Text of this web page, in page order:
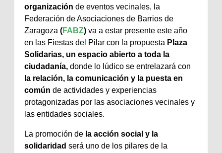
organización de eventos vecinales, la
Federación de Asociaciones de Barrios de
Zaragoza (FABZ) va a estar presente este año
en las Fiestas del Pilar con la propuesta Plaza
Solidarias, un espacio abierto a toda la
ciudadanía, donde lo lúdico se entrelazará con
la relación, la comunicación y la puesta en
común de actividades y experiencias
protagonizadas por las asociaciones vecinales y
las entidades sociales.
La promoción de la acción social y la
solidaridad será uno de los pilares de la